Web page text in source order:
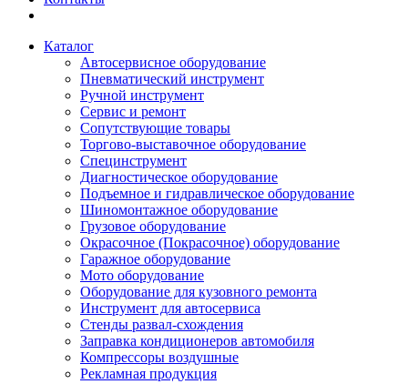
Каталог
Автосервисное оборудование
Пневматический инструмент
Ручной инструмент
Сервис и ремонт
Сопутствующие товары
Торгово-выставочное оборудование
Специнструмент
Диагностическое оборудование
Подъемное и гидравлическое оборудование
Шиномонтажное оборудование
Грузовое оборудование
Окрасочное (Покрасочное) оборудование
Гаражное оборудование
Мото оборудование
Оборудование для кузовного ремонта
Инструмент для автосервиса
Стенды развал-схождения
Заправка кондиционеров автомобиля
Компрессоры воздушные
Рекламная продукция